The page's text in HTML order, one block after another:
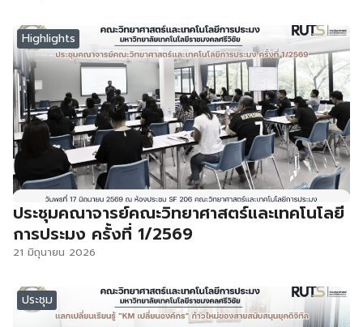
Highlights
ประชุมคณาจารย์คณะวิทยาศาสตร์และเทคโนโลยี
การประมง ครั้งที่ 1/2569
21 มิถุนายน 2026
ประชุม